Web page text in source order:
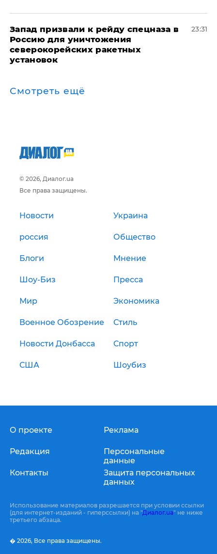
Запад призвали к рейду спецназа в
Россию для уничтожения
северокорейских ракетных
установок
23:31
Смотреть ещё
© 2026, Диалог.ua
Все права защищены.
Новости Украина
россия Общество
Блоги Мнение
Шоу-Биз Пресса
Мир Экономика
Военное Обозрение Стиль
Новости Донбасса Спорт
США Шоубиз
О проекте
Редакция
Контакты
Реклама
Персональные
данные
Защита персональных
данных
Использование материалов разрешается при условии ссылки
(для интернет-изданий - гиперссылки) на "Диалог.ua" не ниже
третьего абзаца.
� 2026, Все права защищены.